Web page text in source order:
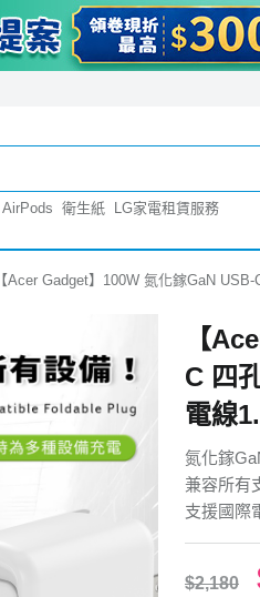
AirPods 衛生紙 LG家電租賃服務
【Acer Gadget】100W 氮化鎵GaN
【
C 四
電線
氮化鎵
兼容所有
支援國際
$2,180